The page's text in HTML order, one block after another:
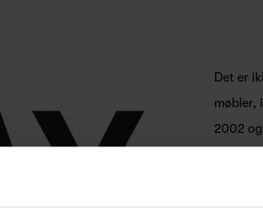
Det er
møbler,
2002
Der er
FÅ 10% PÅ